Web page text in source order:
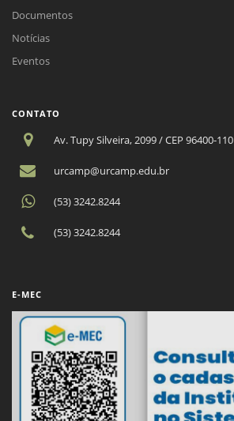
Documentos
Notícias
Eventos
CONTATO
Av. Tupy Silveira, 2099 / CEP 96400-110
urcamp@urcamp.edu.br
(53) 3242.8244
(53) 3242.8244
E-MEC